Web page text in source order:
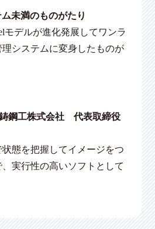
未満のものがたり
モデルが進化発展してワンラ
システムに変身したものが
鋼工株式会社 代表取締役
態を把握してイメージをつ
実行性の高いソフトとして